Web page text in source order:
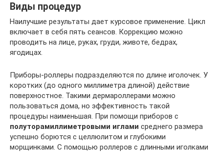
Виды процедур
Наилучшие результаты дает курсовое применение. Цикл
включает в себя пять сеансов. Коррекцию можно
проводить на лице, руках, груди, животе, бедрах,
ягодицах.
Приборы-роллеры подразделяются по длине иголочек. У
коротких (до одного миллиметра длиной) действие
поверхностное. Такими дермароллерами можно
пользоваться дома, но эффективность такой
процедуры наименьшая. При помощи приборов с
полуторамиллиметровыми иглами среднего размера
успешно борются с целлюлитом и глубокими
морщинками. С помощью роллеров с длинными иголками